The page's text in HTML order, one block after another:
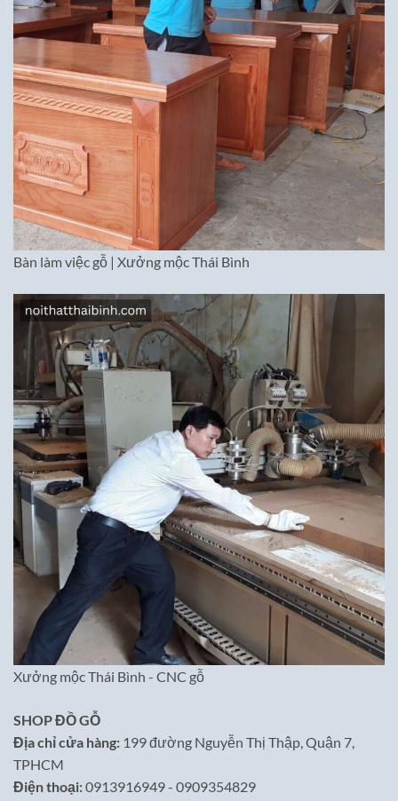
Bàn làm việc gỗ | Xưởng mộc Thái Bình
Xưởng mộc Thái Bình - CNC gỗ
SHOP ĐỒ GỖ
Địa chỉ cửa hàng: 199 đường Nguyễn Thị Thập, Quận 7,
TPHCM
Điện thoại:0913916949 - 0909354829